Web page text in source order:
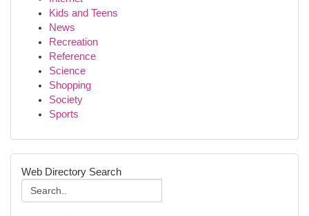
Kids and Teens
News
Recreation
Reference
Science
Shopping
Society
Sports
Web Directory Search